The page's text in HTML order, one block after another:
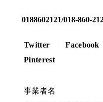
0188602121/018-860-
Twitter Facebook
Pinterest
事業者名